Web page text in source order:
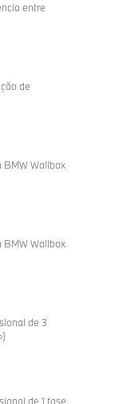
entre
de
BMW Wallbox
BMW Wallbox
de 3
de 1 fase